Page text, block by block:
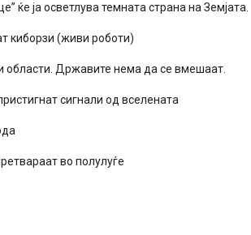
ќе ја осветлува темната страна на Земјата.
киборзи (живи роботи)
области. Државите нема да се вмешаат.
сигнали од вселената
во полулуѓе